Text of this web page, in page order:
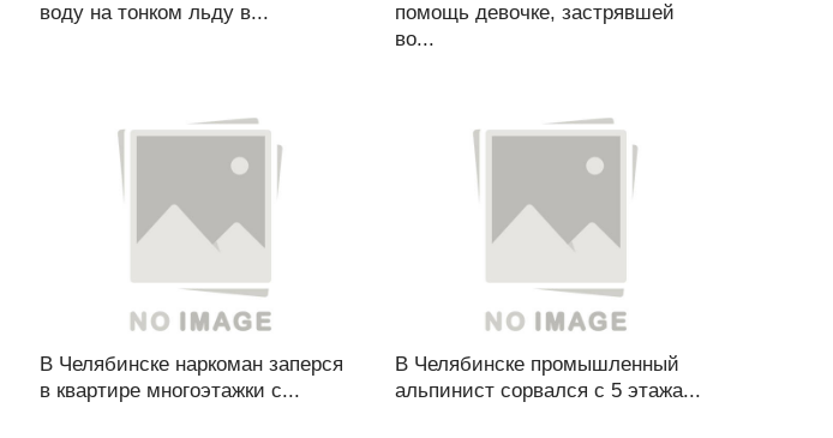
воду на тонком льду в...
помощь девочке, застрявшей
во...
В Челябинске наркоман заперся
в квартире многоэтажки с...
В Челябинске промышленный
альпинист сорвался с 5 этажа...